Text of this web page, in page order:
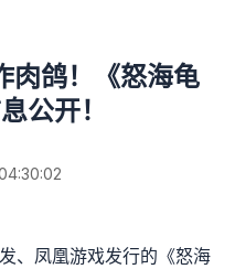
肉鸽！《怒海龟
公开！
、凤凰游戏发行的《怒海